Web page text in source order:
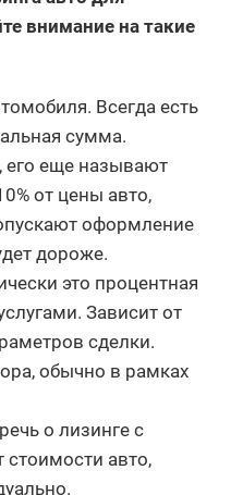
внимание на такие
Всегда есть
сумма.
его еще называют
от цены авто,
оформление
дороже.
это процентная
Зависит от
сделки.
обычно в рамках
о лизинге с
стоимости авто,